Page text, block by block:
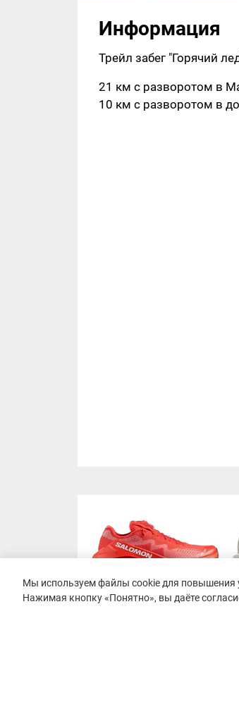
Информация
Трейл забег "Горячий
21 км с разворотом в
10 км с разворотом в
Мы используем файлы cookie для повышения
Нажимая кнопку «Понятно», вы даёте